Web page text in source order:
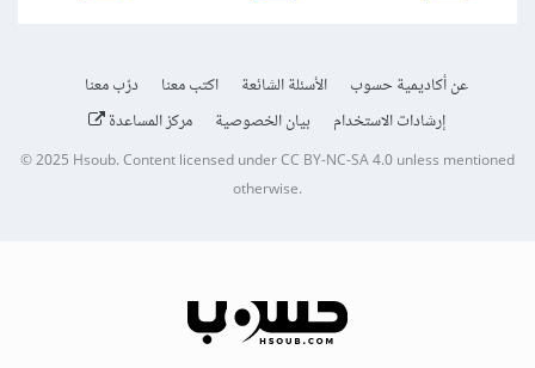
عن أكاديمية حسوب الأسئلة الشائعة اكتب معنا
درّب معنا
إرشادات الاستخدام
بيان الخصوصية مركز المساعدة
© 2025Hsoub.Content licensed underCC BY-NC-SA 4.0unless mentioned
otherwise.